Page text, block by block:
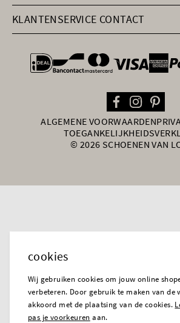
KLANTENSERVICE CONTACT
general.paymentOptions
ALGEMENE VOORWAARDEN
© 2026 SCHOENEN VAN
cookies
Wij gebruiken cookies om jouw online
verbeteren. Door gebruik te maken van de
akkoord met de plaatsing van de cookies.
pas je voorkeuren aan.